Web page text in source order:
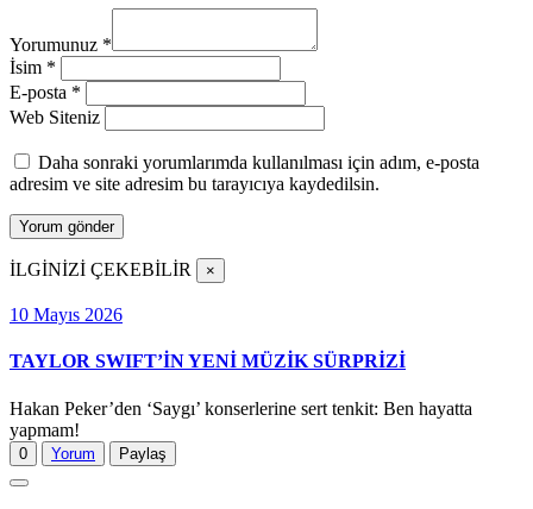
Yorumunuz *
İsim *
E-posta *
Web Siteniz
Daha sonraki yorumlarımda kullanılması için adım, e-posta
adresim ve site adresim bu tarayıcıya kaydedilsin.
İLGİNİZİ ÇEKEBİLİR ×
10 Mayıs 2026
TAYLOR SWIFT’İN YENİ MÜZİK SÜRPRİZİ
Hakan Peker’den ‘Saygı’ konserlerine sert tenkit: Ben hayatta
yapmam!
0 Yorum Paylaş